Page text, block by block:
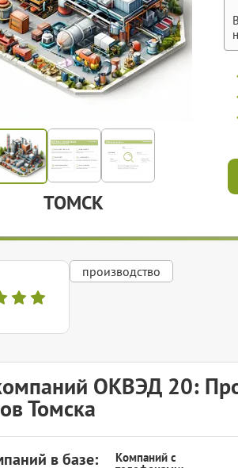
ТОМСК
производство
ОКВЭД 20:
Томска
в базе: Компаний с